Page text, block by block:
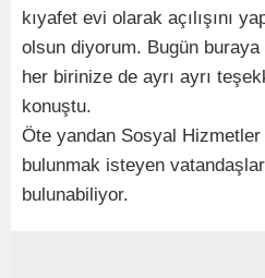
kıyafet evi olarak açılışını
olsun diyorum. Bugün buraya
her birinize de ayrı ayrı
konuştu.
Öte yandan Sosyal
bulunmak isteyen
bulunabiliyor.